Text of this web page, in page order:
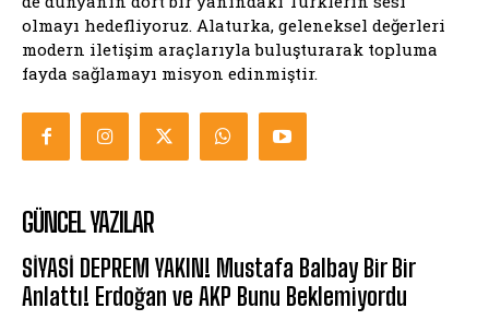
olmayı hedefliyoruz. Alaturka, geleneksel değerleri
modern iletişim araçlarıyla buluşturarak topluma
fayda sağlamayı misyon edinmiştir.
GÜNCEL YAZILAR
SİYASİ DEPREM YAKIN! Mustafa Balbay Bir Bir
Anlattı! Erdoğan ve AKP Bunu Beklemiyordu